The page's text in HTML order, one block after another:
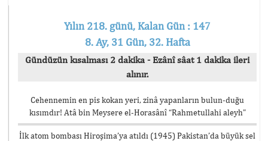
Yılın 218. günü, Kalan Gün : 147
8. Ay, 31 Gün, 32. Hafta
Gündüzün kısalması 2 dakika - Ezânî sâat 1 dakika ileri
alınır.
Cehennemin en pis kokan yeri, zinâ yapanların bulun-duğu
kısımdır! Atâ bin Meysere el-Horasânî “Rahmetullahi aleyh”
İlk atom bombası Hiroşima’ya atıldı (1945) Pakistan’da büyük sel